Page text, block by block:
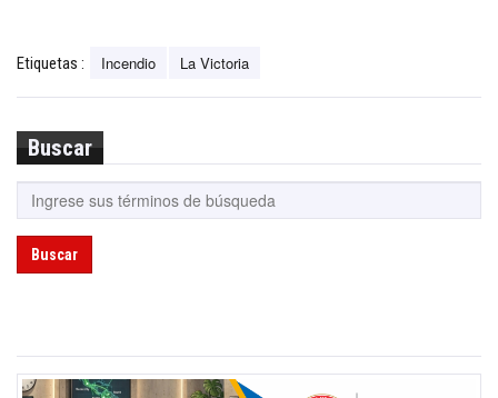
Etiquetas : Incendio La Victoria
Buscar
Buscar